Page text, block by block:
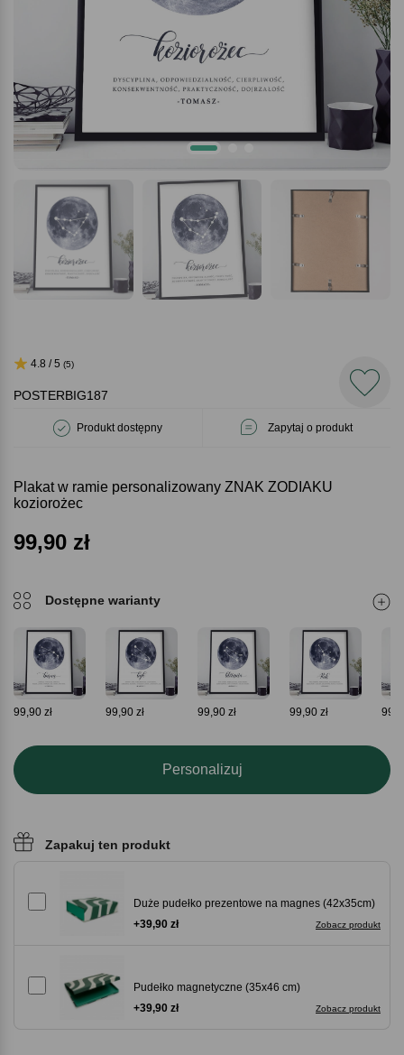
POSTERBIG187
Produkt dostępny Zapytaj o produkt
4.8 / 5 (5)
Plakat w ramie personalizowany ZNAK ZODIAKU
koziorożec
99,90 zł
Dostępne warianty
99,90 zł 99,90 zł 99,90 zł 99,90 zł
Personalizuj
Zapakuj ten produkt
Duże pudełko prezentowe na magnes (42x35cm)
Zobacz produkt
+39,90 zł
Pudełko magnetyczne (35x46 cm)
Zobacz produkt
+39,90 zł